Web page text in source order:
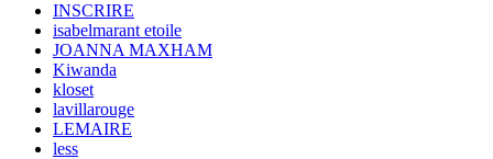
INSCRIRE
isabelmarant etoile
JOANNA MAXHAM
Kiwanda
kloset
lavillarouge
LEMAIRE
less